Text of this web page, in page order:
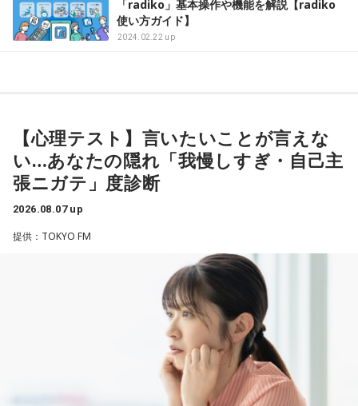
「radiko」基本操作や機能を解説【radiko
使い方ガイド】
2024.02.22 up
【心理テスト】言いたいことが言えな
い…あなたの隠れ「我慢しすぎ・自己主
張ニガテ」度診断
2026.08.07 up
提供：TOKYO FM